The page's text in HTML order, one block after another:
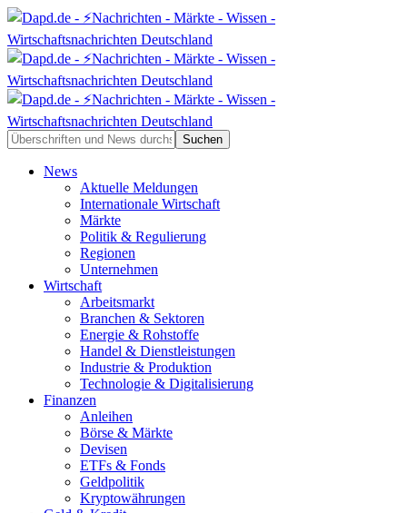
News
Aktuelle Meldungen
Internationale Wirtschaft
Märkte
Politik & Regulierung
Regionen
Unternehmen
Wirtschaft
Arbeitsmarkt
Branchen & Sektoren
Energie & Rohstoffe
Handel & Dienstleistungen
Industrie & Produktion
Technologie & Digitalisierung
Finanzen
Anleihen
Börse & Märkte
Devisen
ETFs & Fonds
Geldpolitik
Kryptowährungen